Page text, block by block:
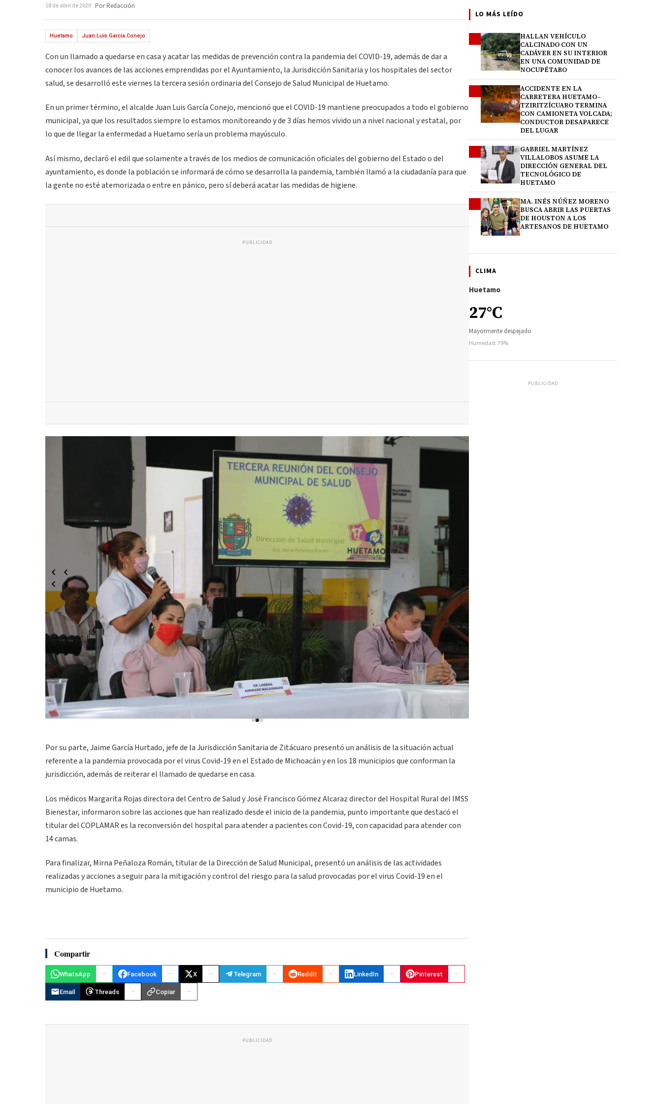
18 de abril de 2020 Por Redacción
Huetamo Juan Luis García Conejo
Con un llamado a quedarse en casa y acatar las medidas de prevención contra la pandemia del COVID-19, además de dar a
conocer los avances de las acciones emprendidas por el Ayuntamiento, la Jurisdicción Sanitaria y los hospitales del sector
salud, se desarrolló este viernes la tercera sesión ordinaria del Consejo de Salud Municipal de Huetamo.
En un primer término, el alcalde Juan Luis García Conejo, mencionó que el COVID-19 mantiene preocupados a todo el gobierno
municipal, ya que los resultados siempre lo estamos monitoreando y de 3 días hemos vivido un a nivel nacional y estatal, por
lo que de llegar la enfermedad a Huetamo sería un problema mayúsculo.
Así mismo, declaró el edil que solamente a través de los medios de comunicación oficiales del gobierno del Estado o del
ayuntamiento, es donde la población se informará de cómo se desarrolla la pandemia, también llamó a la ciudadanía para que
la gente no esté atemorizada o entre en pánico, pero sí deberá acatar las medidas de higiene.
PUBLICIDAD
Por su parte, Jaime García Hurtado, jefe de la Jurisdicción Sanitaria de Zitácuaro presentó un análisis de la situación actual
referente a la pandemia provocada por el virus Covid-19 en el Estado de Michoacán y en los 18 municipios que conforman la
jurisdicción, además de reiterar el llamado de quedarse en casa.
Los médicos Margarita Rojas directora del Centro de Salud y José Francisco Gómez Alcaraz director del Hospital Rural del IMSS
Bienestar, informaron sobre las acciones que han realizado desde el inicio de la pandemia, punto importante que destacó el
titular del COPLAMAR es la reconversión del hospital para atender a pacientes con Covid-19, con capacidad para atender con
14 camas.
Para finalizar, Mirna Peñaloza Román, titular de la Dirección de Salud Municipal, presentó un análisis de las actividades
realizadas y acciones a seguir para la mitigación y control del riesgo para la salud provocadas por el virus Covid-19 en el
municipio de Huetamo.
Compartir
WhatsApp Facebook X Telegram Reddit LinkedIn Pinterest
Email Threads Copiar
PUBLICIDAD
LO MÁS LEÍDO
HALLAN VEHÍCULO
CALCINADO CON UN
CADÁVER EN SU INTERIOR
EN UNA COMUNIDAD DE
NOCUPÉTARO
ACCIDENTE EN LA
CARRETERA HUETAMO–
TZIRITZÍCUARO TERMINA
CON CAMIONETA VOLCADA;
CONDUCTOR DESAPARECE
DEL LUGAR
GABRIEL MARTÍNEZ
VILLALOBOS ASUME LA
DIRECCIÓN GENERAL DEL
TECNOLÓGICO DE
HUETAMO
MA. INÉS NÚÑEZ MORENO
BUSCA ABRIR LAS PUERTAS
DE HOUSTON A LOS
ARTESANOS DE HUETAMO
CLIMA
Huetamo
27°C
Mayormente despejado
Humedad: 79%
PUBLICIDAD